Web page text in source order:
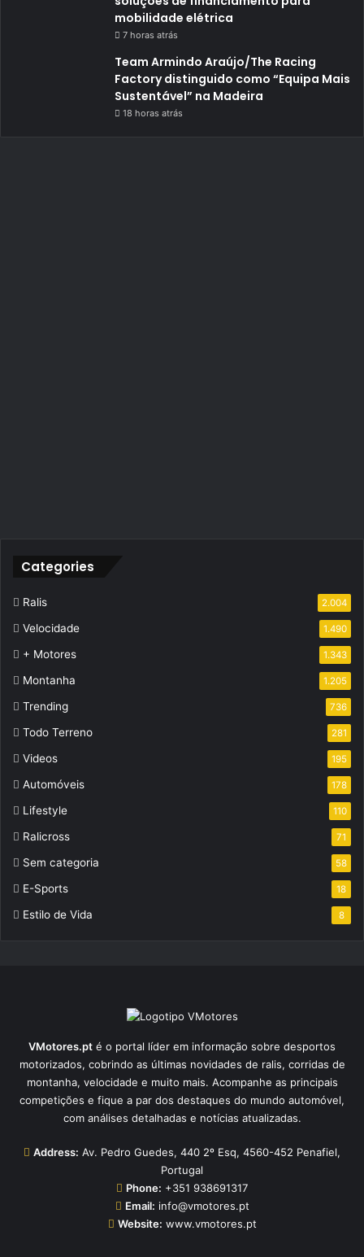
mobilidade elétrica
7 horas atrás
Team Armindo Araújo/The Racing
Factory distinguido como “Equipa Mais
Sustentável” na Madeira
18 horas atrás
Categories
Ralis 2.004
Velocidade 1.490
+ Motores 1.343
Montanha 1.205
Trending 736
Todo Terreno 281
Videos 195
Automóveis 178
Lifestyle 110
Ralicross 71
Sem categoria 58
E-Sports 18
Estilo de Vida 8
VMotores.pt é o portal líder em informação sobre desportos
motorizados, cobrindo as últimas novidades de ralis, corridas de
montanha, velocidade e muito mais. Acompanhe as principais
competições e fique a par dos destaques do mundo automóvel,
com análises detalhadas e notícias atualizadas.
Address: Av. Pedro Guedes, 440 2º Esq, 4560-452 Penafiel,
Portugal
Phone: +351 938691317
Email: info@vmotores.pt
Website: www.vmotores.pt